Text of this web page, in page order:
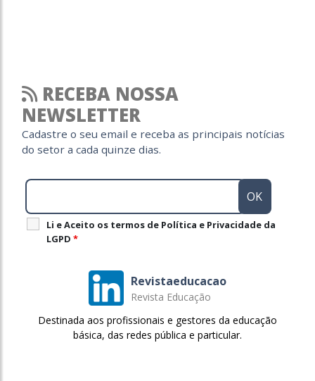
RECEBA NOSSA
NEWSLETTER
Cadastre o seu email e receba as principais notícias
do setor a cada quinze dias.
Li e Aceito os termos de Política e Privacidade da
LGPD *
Revistaeducacao
Revista Educação
Destinada aos profissionais e gestores da educação
básica, das redes pública e particular.